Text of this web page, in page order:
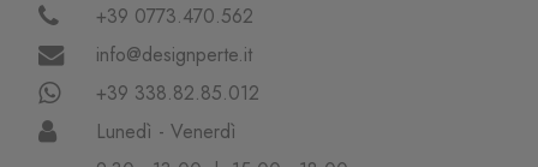
+39 0773.470.562
info@designperte.it
+39 338.82.85.012
Lunedì - Venerdì